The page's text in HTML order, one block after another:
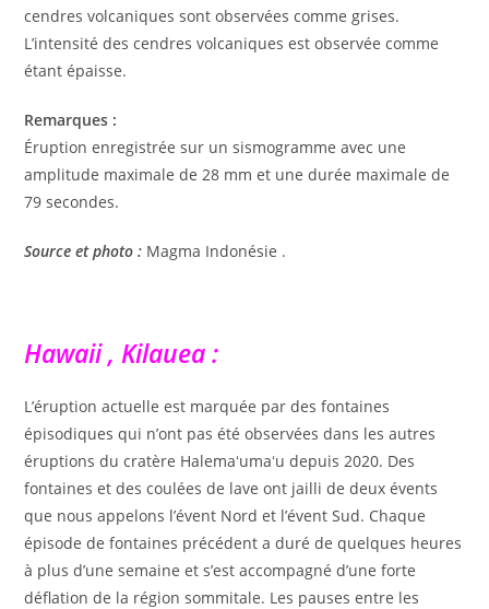
cendres volcaniques sont observées comme grises.
L’intensité des cendres volcaniques est observée comme
étant épaisse.
Remarques :
Éruption enregistrée sur un sismogramme avec une
amplitude maximale de 28 mm et une durée maximale de
79 secondes.
Source et photo : Magma Indonésie .
Hawaii , Kilauea :
L’éruption actuelle est marquée par des fontaines
épisodiques qui n’ont pas été observées dans les autres
éruptions du cratère Halemaʻumaʻu depuis 2020. Des
fontaines et des coulées de lave ont jailli de deux évents
que nous appelons l’évent Nord et l’évent Sud. Chaque
épisode de fontaines précédent a duré de quelques heures
à plus d’une semaine et s’est accompagné d’une forte
déflation de la région sommitale. Les pauses entre les